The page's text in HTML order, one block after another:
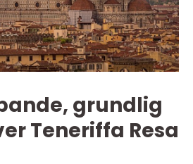
grundlig
Teneriffa Resa